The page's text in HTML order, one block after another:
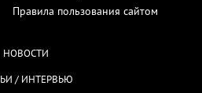
Правила пользования сайтом
НОВОСТИ
/ ИНТЕРВЬЮ